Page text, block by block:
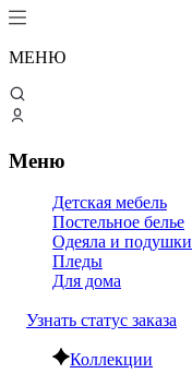
МЕНЮ
Меню
Детская мебель
Постельное белье
Одеяла и подушки
Пледы
Для дома
Узнать статус заказа
Коллекции